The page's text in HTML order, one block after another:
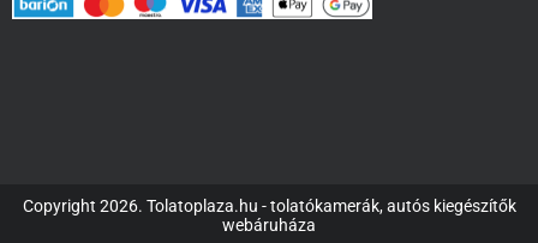
Copyright 2026. Tolatoplaza.hu - tolatókamerák, autós kiegészítők
webáruháza